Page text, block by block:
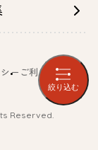
絞り込む
ー ご利用規約
Reserved.